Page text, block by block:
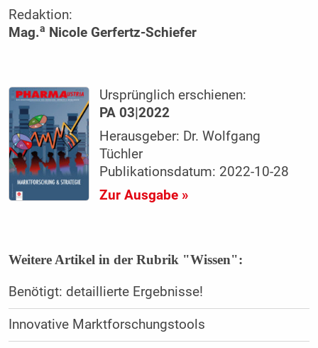
Redaktion:
Mag.a Nicole Gerfertz-Schiefer
Ursprünglich erschienen:
PA 03|2022
Herausgeber: Dr. Wolfgang
Tüchler
Publikationsdatum: 2022-10-28
Zur Ausgabe »
Weitere Artikel in der Rubrik "Wissen":
Benötigt: detaillierte Ergebnisse!
Innovative Marktforschungstools